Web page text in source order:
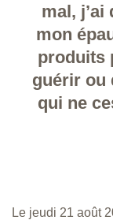
mal,
mon
produits
guérir ou
qui ne
Le jeudi 21 août